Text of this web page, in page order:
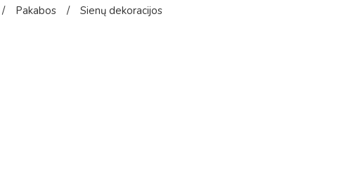
/ Pakabos / Sienų dekoracijos